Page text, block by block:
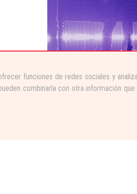
funciones de redes sociales y
combinarla con otra información